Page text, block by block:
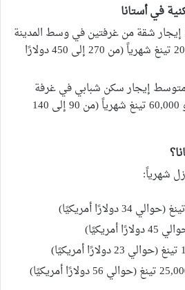
في أستانا
شقة من غرفتين في وسط المدينة
بين 120,000 و 200,000 تينغ شهرياً (من 270 إلى 450 دولارًا
​​إيجار سكن شبابي في غرفة
مشتركة بين 40,000 و 60,000 تينغ شهرياً (من 90 إلى 140
شهرياً: